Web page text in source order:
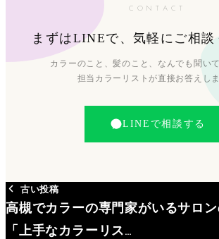
CONTACT
まずはLINEで、気軽にご相談
カラーのこと、髪のこと、なんでも聞いて
担当カラーリストが直接お答えしま
LINEで相談する
古い投稿
高槻でカラーの専門家がいるサロン
「上手なカラーリス…